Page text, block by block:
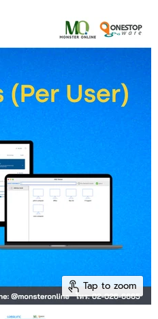
Tap to zoom